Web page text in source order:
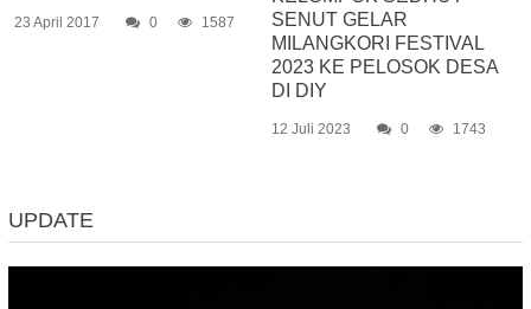
23 April 2017 0 1587
SENUT GELAR
MILANGKORI FESTIVAL
2023 KE PELOSOK DESA
DI DIY
12 Juli 2023 0 1743
UPDATE